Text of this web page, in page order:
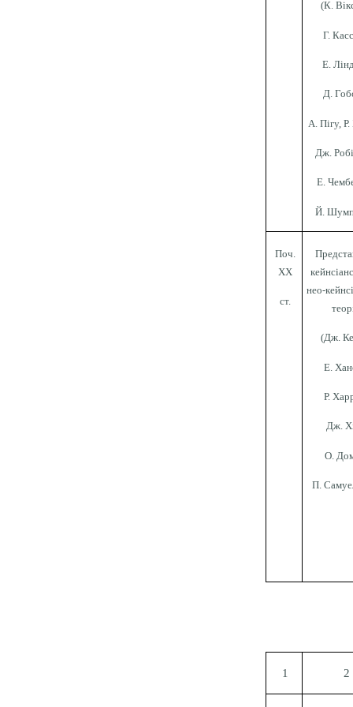
(К.
Г.
Е.
Д.
А. Пігу, Р.
Дж.
Е.
Й.
Поч.
XX
ст.
нео-
(Дж.
Е.
Р.
Дж.
О.
П.
1 2